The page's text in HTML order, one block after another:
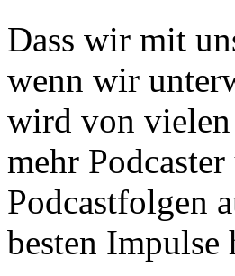
Dass wir mit
wenn wir
wird von vielen
mehr
Podcastfolgen
besten